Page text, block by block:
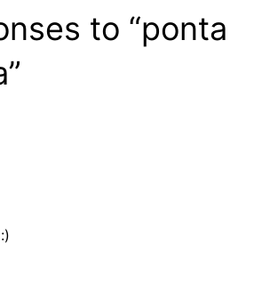
to “ponta